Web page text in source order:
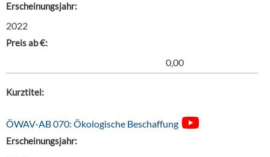
Erscheinungsjahr:
2022
Preis ab €:
0,00
Kurztitel:
ÖWAV-AB 070: Ökologische Beschaffung
Erscheinungsjahr: